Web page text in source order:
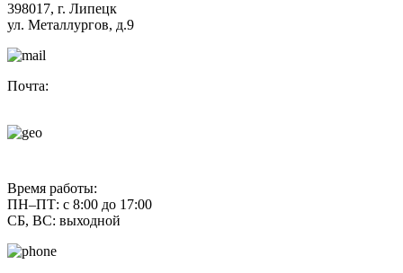
398017, г. Липецк
ул. Металлургов, д.9
Почта:
Время работы:
ПН–ПТ: с 8:00 до 17:00
СБ, ВС: выходной